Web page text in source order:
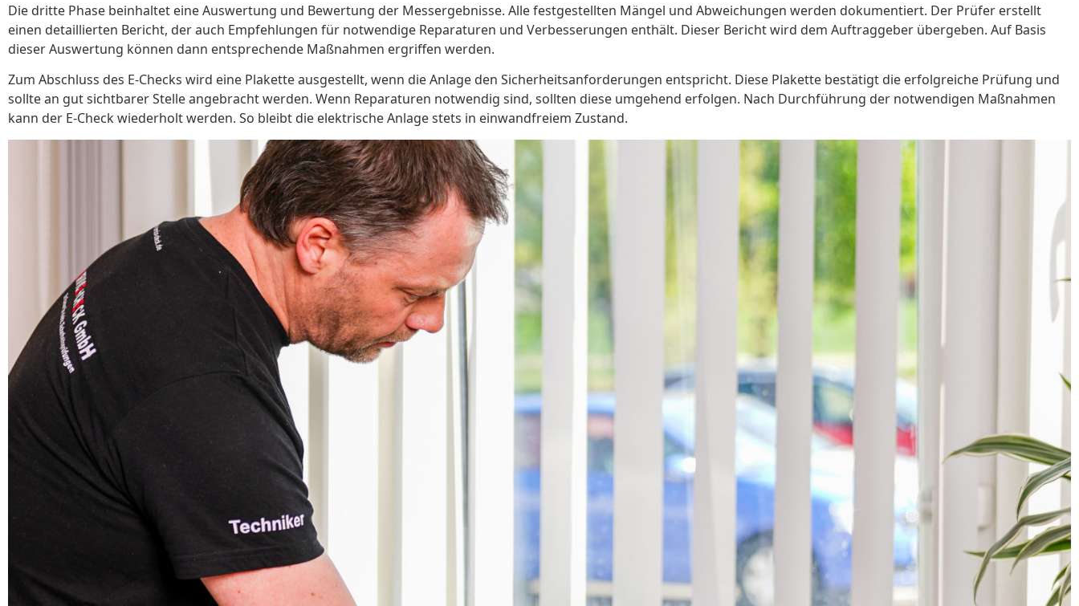
Die dritte Phase beinhaltet eine Auswertung und Bewertung der Messergebnisse. Alle festgestellten Mängel und Abweichungen werden dokumentiert. Der Prüfer erstellt
einen detaillierten Bericht, der auch Empfehlungen für notwendige Reparaturen und Verbesserungen enthält. Dieser Bericht wird dem Auftraggeber übergeben. Auf Basis
dieser Auswertung können dann entsprechende Maßnahmen ergriffen werden.
Zum Abschluss des E-Checks wird eine Plakette ausgestellt, wenn die Anlage den Sicherheitsanforderungen entspricht. Diese Plakette bestätigt die erfolgreiche Prüfung und
sollte an gut sichtbarer Stelle angebracht werden. Wenn Reparaturen notwendig sind, sollten diese umgehend erfolgen. Nach Durchführung der notwendigen Maßnahmen
kann der E-Check wiederholt werden. So bleibt die elektrische Anlage stets in einwandfreiem Zustand.